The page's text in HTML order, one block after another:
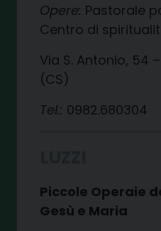
Opere: Pastorale
Centro di
Via S. Antonio, 54
(CS)
Tel.: 0982.680304
Piccole Operaie
Gesù e Maria